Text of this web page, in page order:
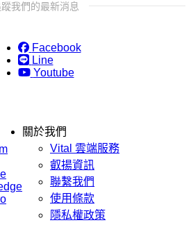
我們的最新消息
Facebook
Line
Youtube
關於我們
Vital 雲端服務
叡揚資訊
聯繫我們
使用條款
隱私權政策